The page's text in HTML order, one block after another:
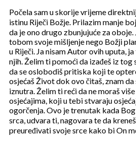
Počela sam u skorije vrijeme
istinu Riječi Božje. Prilazim manje
da je ono drugo zbunjujuće za oboje.
tobom svoje mišljenje nego Božji
u Riječi. Ja nisam Autor ovih uputa,
njih. Želim ti pomoći da izađeš iz tog
da se oslobodiš pritiska koji te
osjećaš Život dok ovo čitaš, znam
iznutra. Želim ti reći da ne moraš
osjećajima, koji u tebi stvaraju
ogorčenja. Ovo je trenutak kada
srca, udvara ti, nagovara te da
preuređivati svoje srce kako bi On